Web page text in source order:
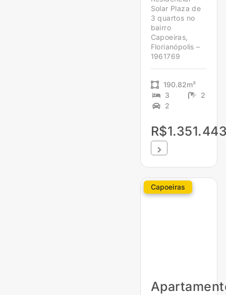
Solar Plaza de
3 quartos no
bairro
Capoeiras,
Florianópolis –
1961769
190.82m²
3
2
2
Capoeiras